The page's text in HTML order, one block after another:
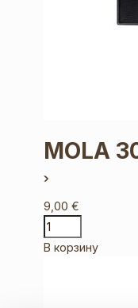
MOLA
9,00€
В корзину